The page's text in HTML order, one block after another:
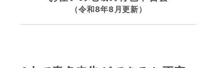
（令和8年8月更新）